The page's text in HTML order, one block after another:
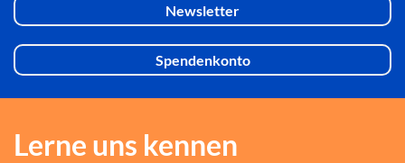
Newsletter
Spendenkonto
Lerne uns kennen